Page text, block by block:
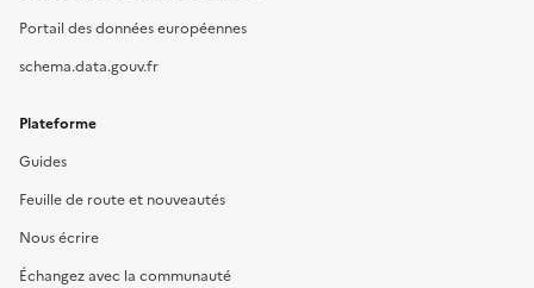
Portail des données européennes
schema.data.gouv.fr
Plateforme
Guides
Feuille de route et nouveautés
Nous écrire
Échangez avec la communauté